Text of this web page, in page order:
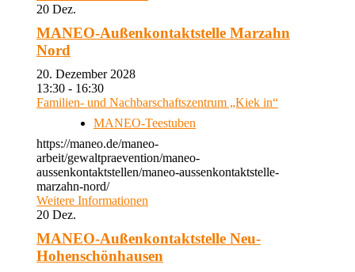
20 Dez.
MANEO-Außenkontaktstelle Marzahn
Nord
20. Dezember 2028
13:30 - 16:30
Familien- und Nachbarschaftszentrum „Kiek in“
MANEO-Teestuben
https://maneo.de/maneo-
arbeit/gewaltpraevention/maneo-
aussenkontaktstellen/maneo-aussenkontaktstelle-
marzahn-nord/
Weitere Informationen
20 Dez.
MANEO-Außenkontaktstelle Neu-
Hohenschönhausen